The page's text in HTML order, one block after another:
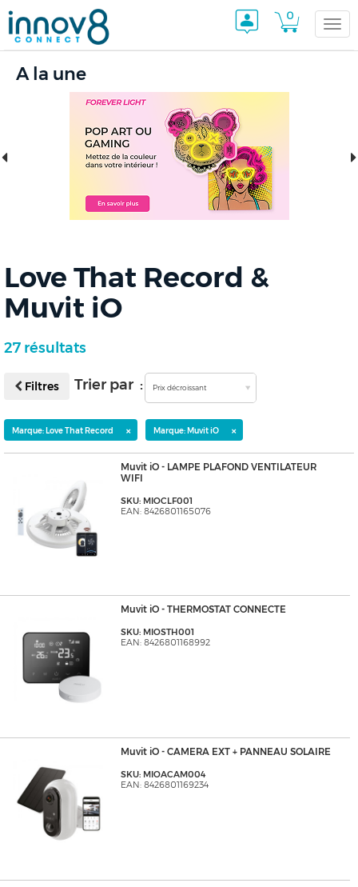
0
A la une
Love That Record &
Muvit iO
27 résultats
Filtres Trier par : Prix décroissant
Marque: Love That Record × Marque: Muvit iO ×
Muvit iO - LAMPE PLAFOND VENTILATEUR
WIFI
SKU: MIOCLF001
EAN: 8426801165076
Muvit iO - THERMOSTAT CONNECTE
SKU: MIOSTH001
EAN: 8426801168992
Muvit iO - CAMERA EXT + PANNEAU SOLAIRE
SKU: MIOACAM004
EAN: 8426801169234